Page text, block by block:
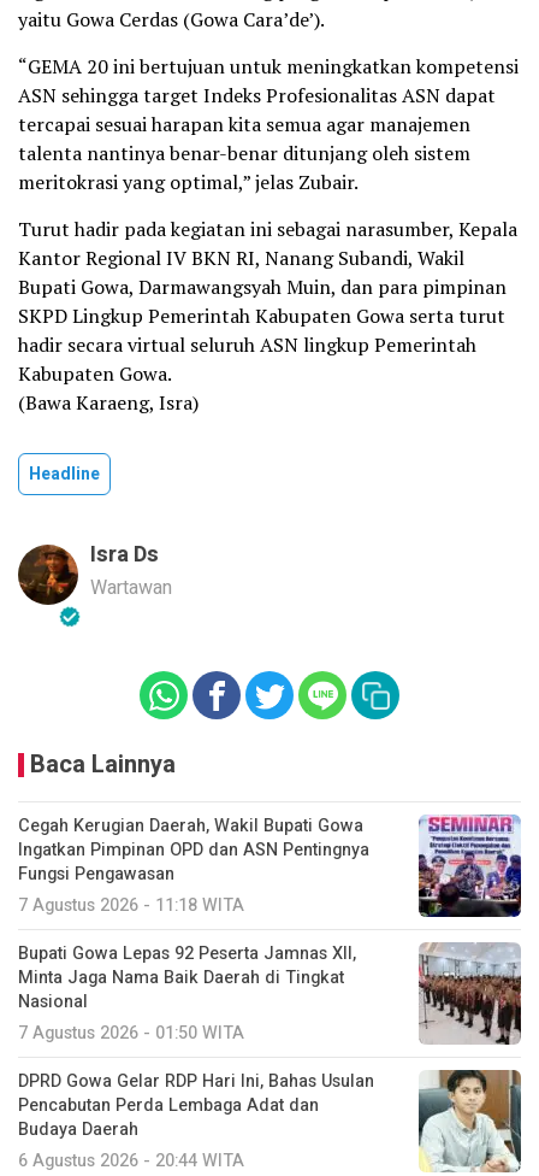
yaitu Gowa Cerdas (Gowa Cara’de’).
“GEMA 20 ini bertujuan untuk meningkatkan kompetensi
ASN sehingga target Indeks Profesionalitas ASN dapat
tercapai sesuai harapan kita semua agar manajemen
talenta nantinya benar-benar ditunjang oleh sistem
meritokrasi yang optimal,” jelas Zubair.
Turut hadir pada kegiatan ini sebagai narasumber, Kepala
Kantor Regional IV BKN RI, Nanang Subandi, Wakil
Bupati Gowa, Darmawangsyah Muin, dan para pimpinan
SKPD Lingkup Pemerintah Kabupaten Gowa serta turut
hadir secara virtual seluruh ASN lingkup Pemerintah
Kabupaten Gowa.
(Bawa Karaeng, Isra)
Headline
Isra Ds
Wartawan
Baca Lainnya
Cegah Kerugian Daerah, Wakil Bupati Gowa
Ingatkan Pimpinan OPD dan ASN Pentingnya
Fungsi Pengawasan
7 Agustus 2026 - 11:18 WITA
Bupati Gowa Lepas 92 Peserta Jamnas XII,
Minta Jaga Nama Baik Daerah di Tingkat
Nasional
7 Agustus 2026 - 01:50 WITA
DPRD Gowa Gelar RDP Hari Ini, Bahas Usulan
Pencabutan Perda Lembaga Adat dan
Budaya Daerah
6 Agustus 2026 - 20:44 WITA